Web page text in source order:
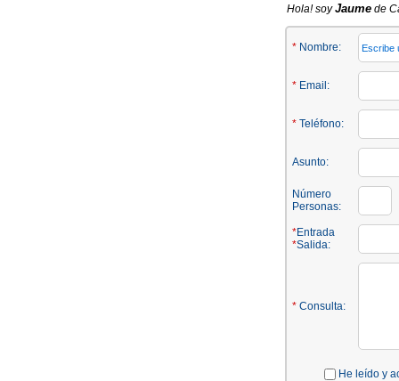
Hola! soyJaume de
* Nombre:
* Email:
* Teléfono:
Asunto:
Número
Personas:
*Entrada
*Salida:
* Consulta:
He leído y